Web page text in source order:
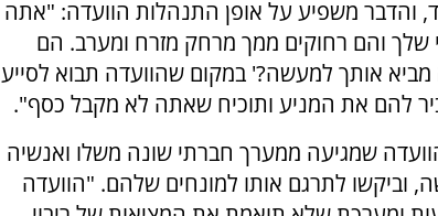
והדבר משפיע על אופן התנהלות הוועדה: "אתה
שלך והם רחוקים ממך מרחק מזרח ומערב. הם
מביא אותך למעשה?' במקום שהוועדה תבוא לסייע
להם את המניע ותוכיח שאתה לא מקבל כסף".
שמגיעה ממערך חברתי שונה משלו ואנשיה
לתרגם אותו למונחים שלהם. "הוועדה